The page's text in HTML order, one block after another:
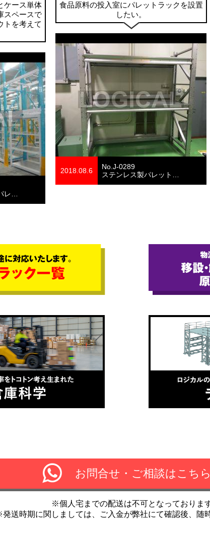
ケース単体
スペースで
トを考えて
レ…
食品原料の投入室にパレットラックを設置
したい。
2018.08.6
No.J-0289
ステンレス製パレット…
お問合せ・ご相談はこちら
※個人宅までの配送は不可となっております
送時期に関しましては、ご入金が弊社にて確認後、随